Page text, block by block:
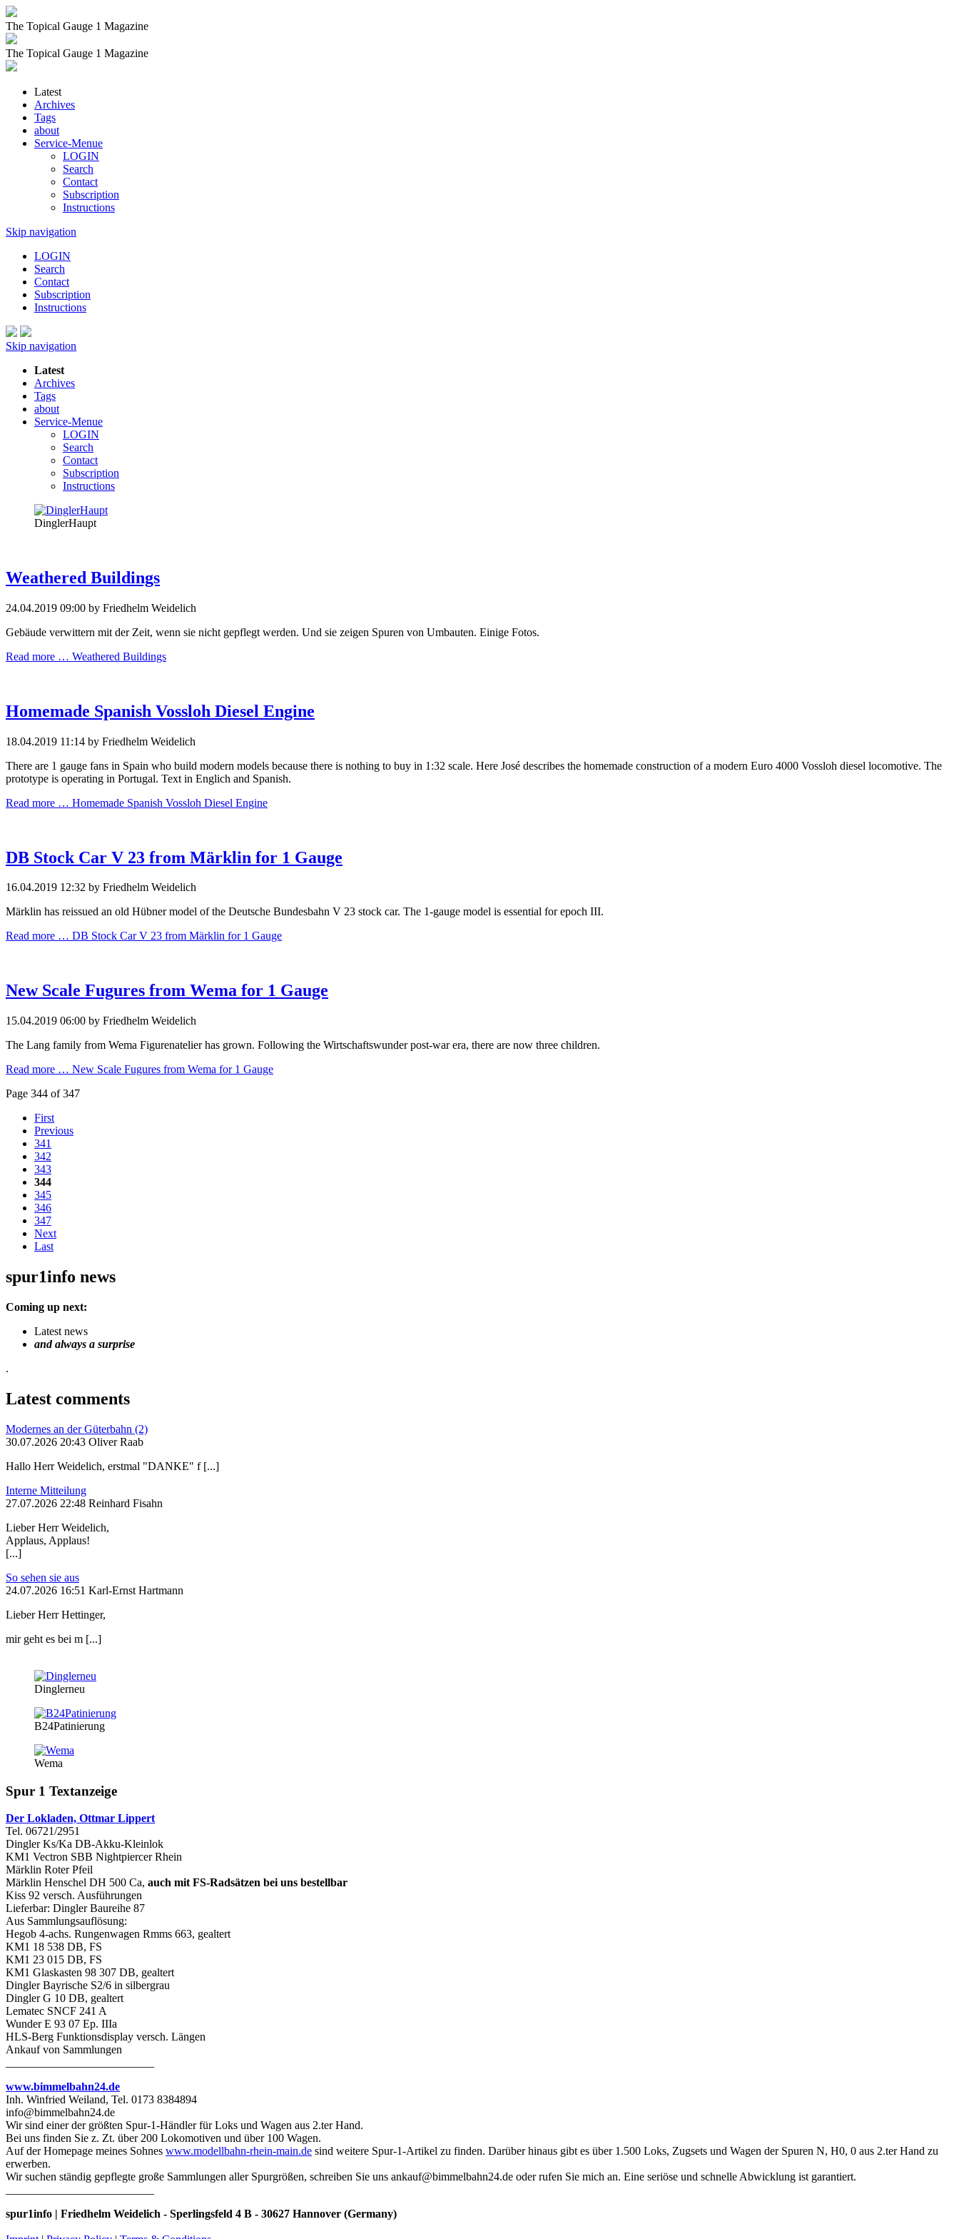
The Topical Gauge 1 Magazine
The Topical Gauge 1 Magazine
Latest
Archives
Tags
about
Service-Menue
LOGIN
Search
Contact
Subscription
Instructions
Skip navigation
LOGIN
Search
Contact
Subscription
Instructions
Skip navigation
Latest
Archives
Tags
about
Service-Menue
LOGIN
Search
Contact
Subscription
Instructions
DinglerHaupt
Weathered Buildings
24.04.2019 09:00 by Friedhelm Weidelich
Gebäude verwittern mit der Zeit, wenn sie nicht gepflegt werden. Und sie zeigen Spuren von Umbauten. Einige Fotos.
Read more … Weathered Buildings
Homemade Spanish Vossloh Diesel Engine
18.04.2019 11:14 by Friedhelm Weidelich
There are 1 gauge fans in Spain who build modern models because there is nothing to buy in 1:32 scale. Here José describes the homemade construction of a modern Euro 4000 Vossloh diesel locomotive. The
prototype is operating in Portugal. Text in Englich and Spanish.
Read more … Homemade Spanish Vossloh Diesel Engine
DB Stock Car V 23 from Märklin for 1 Gauge
16.04.2019 12:32 by Friedhelm Weidelich
Märklin has reissued an old Hübner model of the Deutsche Bundesbahn V 23 stock car. The 1-gauge model is essential for epoch III.
Read more … DB Stock Car V 23 from Märklin for 1 Gauge
New Scale Fugures from Wema for 1 Gauge
15.04.2019 06:00 by Friedhelm Weidelich
The Lang family from Wema Figurenatelier has grown. Following the Wirtschaftswunder post-war era, there are now three children.
Read more … New Scale Fugures from Wema for 1 Gauge
Page 344 of 347
First
Previous
341
342
343
344
345
346
347
Next
Last
spur1info news
Coming up next:
Latest news
and always a surprise
.
Latest comments
Modernes an der Güterbahn (2)
30.07.2026 20:43 Oliver Raab
Hallo Herr Weidelich, erstmal "DANKE" f [...]
Interne Mitteilung
27.07.2026 22:48 Reinhard Fisahn
Lieber Herr Weidelich,
Applaus, Applaus!
[...]
So sehen sie aus
24.07.2026 16:51 Karl-Ernst Hartmann
Lieber Herr Hettinger,
mir geht es bei m [...]
Dinglerneu
B24Patinierung
Wema
Spur 1 Textanzeige
Der Lokladen, Ottmar Lippert
Tel. 06721/2951
Dingler Ks/Ka DB-Akku-Kleinlok
KM1 Vectron SBB Nightpiercer Rhein
Märklin Roter Pfeil
Märklin Henschel DH 500 Ca, auch mit FS-Radsätzen bei uns bestellbar
Kiss 92 versch. Ausführungen
Lieferbar: Dingler Baureihe 87
Aus Sammlungsauflösung:
Hegob 4-achs. Rungenwagen Rmms 663, gealtert
KM1 18 538 DB, FS
KM1 23 015 DB, FS
KM1 Glaskasten 98 307 DB, gealtert
Dingler Bayrische S2/6 in silbergrau
Dingler G 10 DB, gealtert
Lematec SNCF 241 A
Wunder E 93 07 Ep. IIIa
HLS-Berg Funktionsdisplay versch. Längen
Ankauf von Sammlungen
www.bimmelbahn24.de
Inh. Winfried Weiland, Tel. 0173 8384894
info@bimmelbahn24.de
Wir sind einer der größten Spur-1-Händler für Loks und Wagen aus 2.ter Hand.
Bei uns finden Sie z. Zt. über 200 Lokomotiven und über 100 Wagen.
Auf der Homepage meines Sohnes www.modellbahn-rhein-main.de sind weitere Spur-1-Artikel zu finden. Darüber hinaus gibt es über 1.500 Loks, Zugsets und Wagen der Spuren N, H0, 0 aus 2.ter Hand zu
erwerben.
Wir suchen ständig gepflegte große Sammlungen aller Spurgrößen, schreiben Sie uns ankauf@bimmelbahn24.de oder rufen Sie mich an. Eine seriöse und schnelle Abwicklung ist garantiert.
spur1info | Friedhelm Weidelich - Sperlingsfeld 4 B - 30627 Hannover (Germany)